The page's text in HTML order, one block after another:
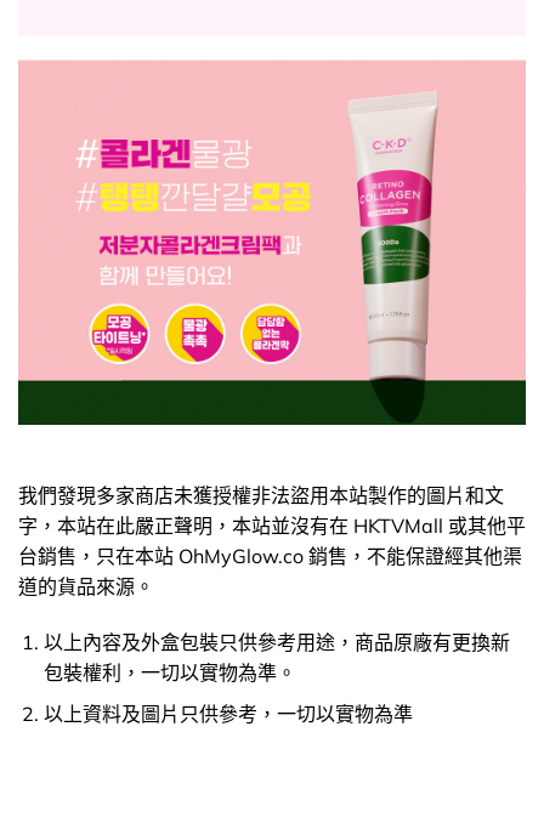
我們發現多家商店未獲授權非法盜用本站製作的圖片和文
字，本站在此嚴正聲明，本站並沒有在 HKTVMall 或其他平
台銷售，只在本站 OhMyGlow.co 銷售，不能保證經其他渠
道的貨品來源。
以上內容及外盒包裝只供參考用途，商品原廠有更換新
包裝權利，一切以實物為準。
以上資料及圖片只供參考，一切以實物為準